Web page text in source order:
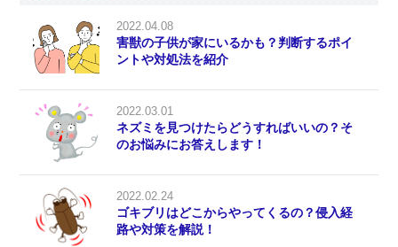
2022.04.08
害獣の子供が家にいるかも？判断するポイ
ントや対処法を紹介
2022.03.01
ネズミを見つけたらどうすればいいの？そ
のお悩みにお答えします！
2022.02.24
ゴキブリはどこからやってくるの？侵入経
路や対策を解説！